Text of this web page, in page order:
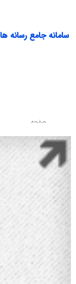
سامانه جامع رسانه